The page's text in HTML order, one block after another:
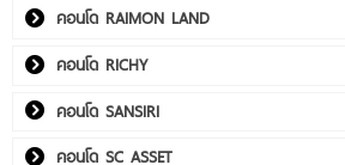
คอนโด RAIMON LAND
คอนโด RICHY
คอนโด SANSIRI
คอนโด SC ASSET